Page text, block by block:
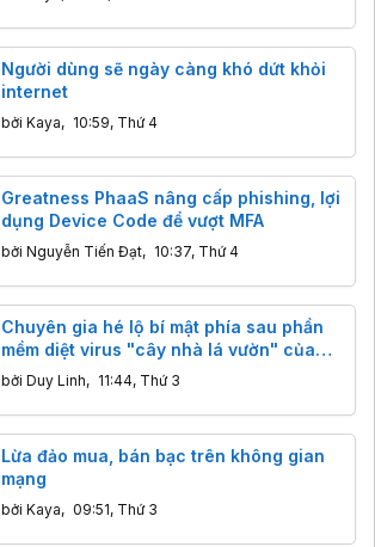
Người dùng sẽ ngày càng khó dứt khỏi
internet
bởi Kaya, 10:59, Thứ 4
Greatness PhaaS nâng cấp phishing, lợi
dụng Device Code để vượt MFA
bởi Nguyễn Tiến Đạt, 10:37, Thứ 4
Chuyên gia hé lộ bí mật phía sau phần
mềm diệt virus "cây nhà lá vườn" của
Triều Tiên
bởi Duy Linh, 11:44, Thứ 3
Lừa đảo mua, bán bạc trên không gian
mạng
bởi Kaya, 09:51, Thứ 3